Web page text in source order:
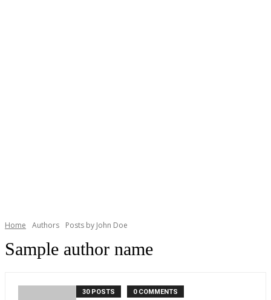
Home Authors Posts by John Doe
Sample author name
30 POSTS 0 COMMENTS